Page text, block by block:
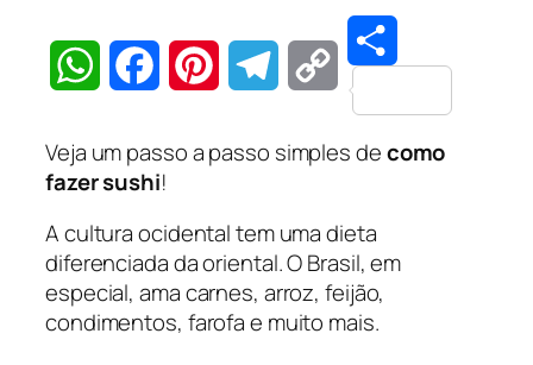
Link
Share
Veja um passo a passo simples decomo
fazer sushi!
A cultura ocidental tem uma dieta
diferenciada da oriental. O Brasil, em
especial, ama carnes, arroz, feijão,
condimentos, farofa e muito mais.